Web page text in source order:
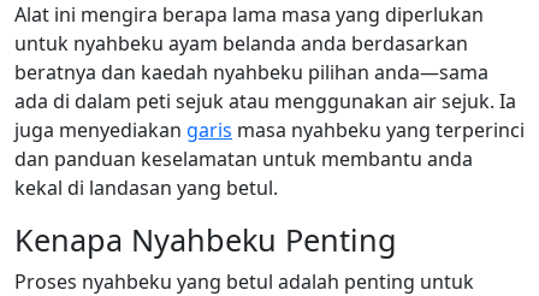
Alat ini mengira berapa lama masa yang diperlukan
untuk nyahbeku ayam belanda anda berdasarkan
beratnya dan kaedah nyahbeku pilihan anda—sama
ada di dalam peti sejuk atau menggunakan air sejuk. Ia
juga menyediakan garis masa nyahbeku yang terperinci
dan panduan keselamatan untuk membantu anda
kekal di landasan yang betul.
Kenapa Nyahbeku Penting
Proses nyahbeku yang betul adalah penting untuk